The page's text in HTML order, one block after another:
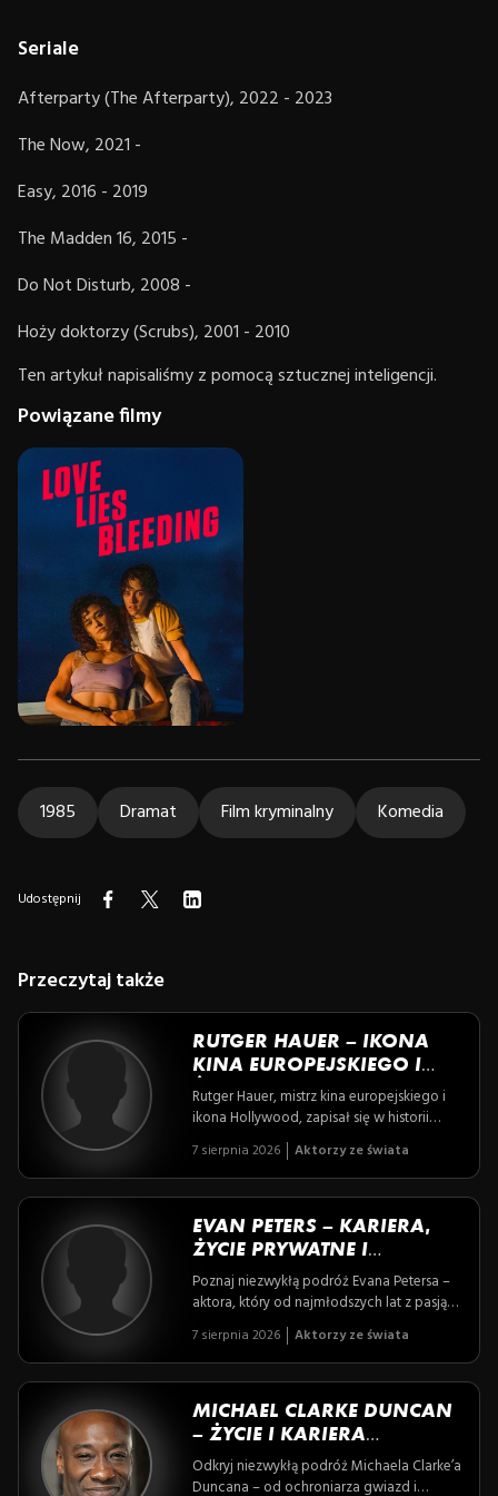
Seriale
Afterparty (The Afterparty), 2022 - 2023
The Now, 2021 -
Easy, 2016 - 2019
The Madden 16, 2015 -
Do Not Disturb, 2008 -
Hoży doktorzy (Scrubs), 2001 - 2010
Ten artykuł napisaliśmy z pomocą sztucznej inteligencji.
Powiązane filmy
1985 Dramat Film kryminalny Komedia
Udostępnij
Przeczytaj także
RUTGER HAUER – IKONA
KINA EUROPEJSKIEGO I
ŚWIATOWEGO
Rutger Hauer, mistrz kina europejskiego i
ikona Hollywood, zapisał się w historii
filmów niezapomnianymi rolami pełnymi
emocji i głębi, a jego improwizowana
scena z „Łowcy androidów” stała się
kultowym momentem światowego sci-fi.
Poznaj fascynującą drogę aktora, który
łączył charyzmę i pasję z dyskrecją oraz
legendę kina.
7 sierpnia 2026 Aktorzy ze świata
EVAN PETERS – KARIERA,
ŻYCIE PRYWATNE I
CIEKAWOSTKI
Poznaj niezwykłą podróż Evana Petersa –
aktora, który od najmłodszych lat z pasją
zdobywał kolejne szczeble kariery, by stać
się ikoną takich hitów jak „American Horror
Story” i filmy Marvela. Odkryj fascynujące
kulisy jego życia, pełnego zarówno
zaskakujących ról, jak i skrywanej
prywatności, które sprawiają, że jego
7 sierpnia 2026 Aktorzy ze świata
MICHAEL CLARKE DUNCAN
– ŻYCIE I KARIERA
WYBITNEGO AKTORA
Odkryj niezwykłą podróż Michaela Clarke’a
Duncana – od ochroniarza gwiazd i